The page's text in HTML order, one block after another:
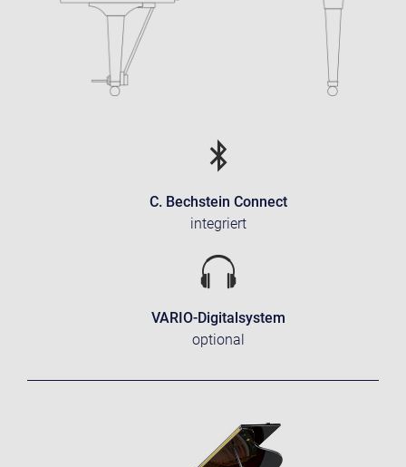
C. Bechstein Connect
integriert
VARIO-Digitalsystem
optional